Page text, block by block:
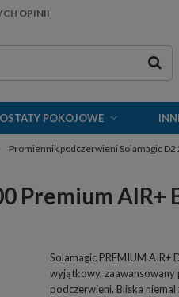
OPINII
POKOJOWE
Promiennik podczerwieni Solamagic D2
Premium AIR+
Solamagic PREMIUM AIR+
wyjątkowy, zaawansowany
podczerwieni. Bliska niemal